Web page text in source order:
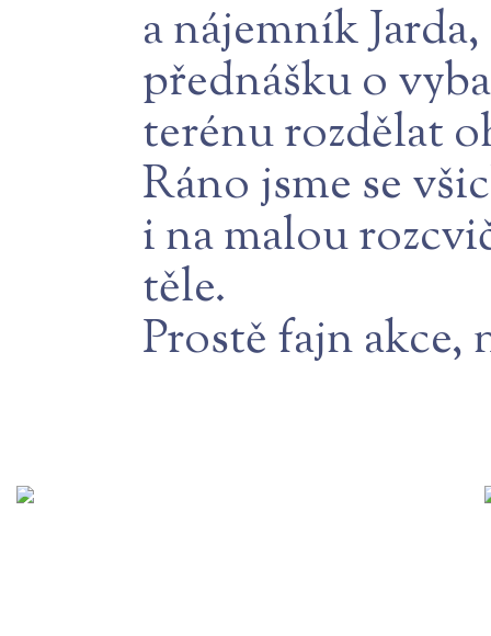
a nájemník
přednášku o
terénu rozdělat
Ráno jsme se
i na malou
těle.
Prostě fajn